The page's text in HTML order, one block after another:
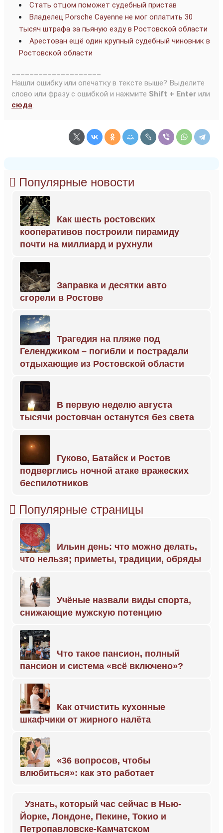
Стать отцом поможет судебный пристав
Владелец Porsche Cayenne не мог оплатить 30
тысяч штрафа за пьяную езду в Ростовской области
Арестован ещё один крупный судебный чиновник в
Ростовской области
Нашли ошибку или опечатку в тексте выше? Выделите
слово или фразу с ошибкой и нажмите Shift + Enter или
сюда.
Популярные новости
Как шесть ростовских
кооперативов построили пирамиду
почти на миллиард и рухнули
Заправка и десятки авто
сгорели в Ростове
Трагедия на пляже под
Геленджиком – погибли и пострадали
отдыхающие из Ростовской области
В первую неделю августа
тысячи ростовчан останутся без света
Гуково, Батайск и Ростов
подверглись ночной атаке вражеских
беспилотников
Популярные страницы
Ильин день: что можно делать,
что нельзя; приметы, традиции, обряды
Учёные назвали виды спорта,
снижающие мужскую потенцию
Что такое пансион, полный
пансион и система «всё включено»?
Как отчистить кухонные
шкафчики от жирного налёта
«36 вопросов, чтобы
влюбиться»: как это работает
Узнать, который час сейчас в Нью-
Йорке, Лондоне, Пекине, Токио и
Петропавловске-Камчатском